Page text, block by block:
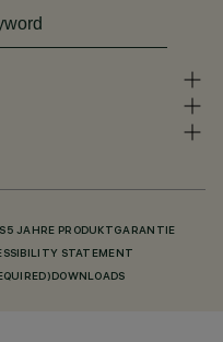
5 JAHRE PRODUKTGARANTIE
STATEMENT
DOWNLOADS